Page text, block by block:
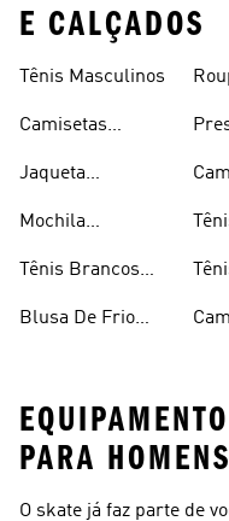
E CALÇADOS
Tênis Masculinos
Camisetas
Jaqueta
Mochila
Tênis Brancos
Blusa De Frio
PARA HOMENS
O skate já faz parte de